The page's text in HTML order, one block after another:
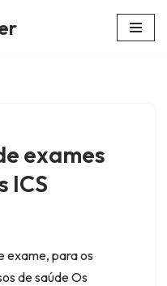
exames
ICS
exame, para os
de saúde Os